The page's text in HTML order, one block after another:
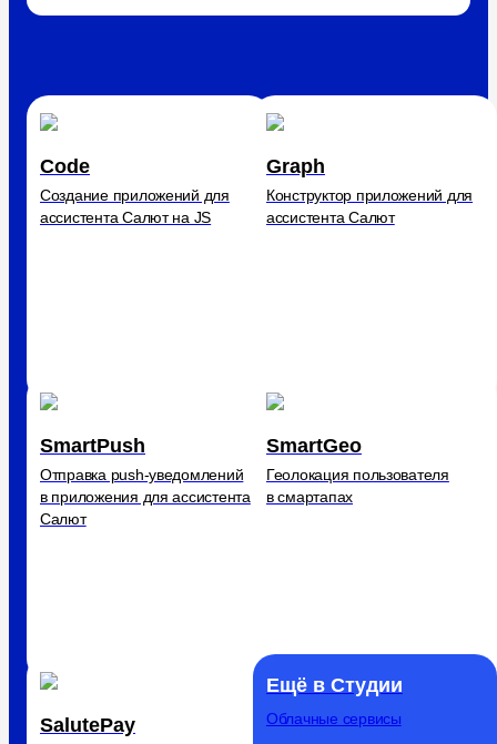
Code
Создание приложений для
ассистента Салют на JS
Graph
Конструктор приложений для
ассистента Салют
SmartPush
Отправка рush‑уведомлений
в приложения для ассистента
Салют
SmartGeo
Геолокация пользователя
в смартапах
SalutePay
Ещё в Студии
Облачные сервисы